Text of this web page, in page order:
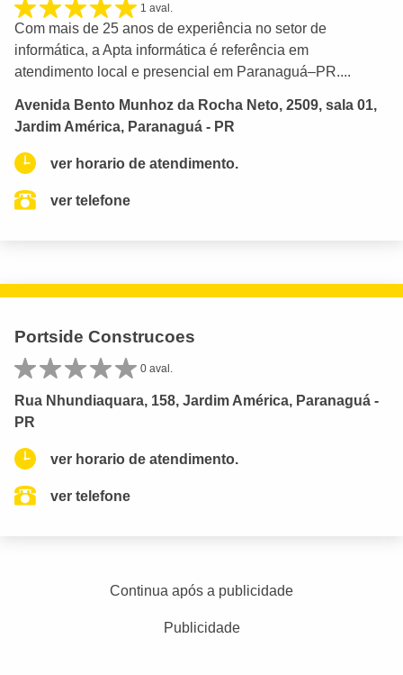
1 aval.
Com mais de 25 anos de experiência no setor de
informática, a Apta informática é referência em
atendimento local e presencial em Paranaguá–PR....
Avenida Bento Munhoz da Rocha Neto, 2509, sala 01,
Jardim América, Paranaguá - PR
ver horario de atendimento.
ver telefone
Portside Construcoes
0 aval.
Rua Nhundiaquara, 158, Jardim América, Paranaguá -
PR
ver horario de atendimento.
ver telefone
Continua após a publicidade
Publicidade